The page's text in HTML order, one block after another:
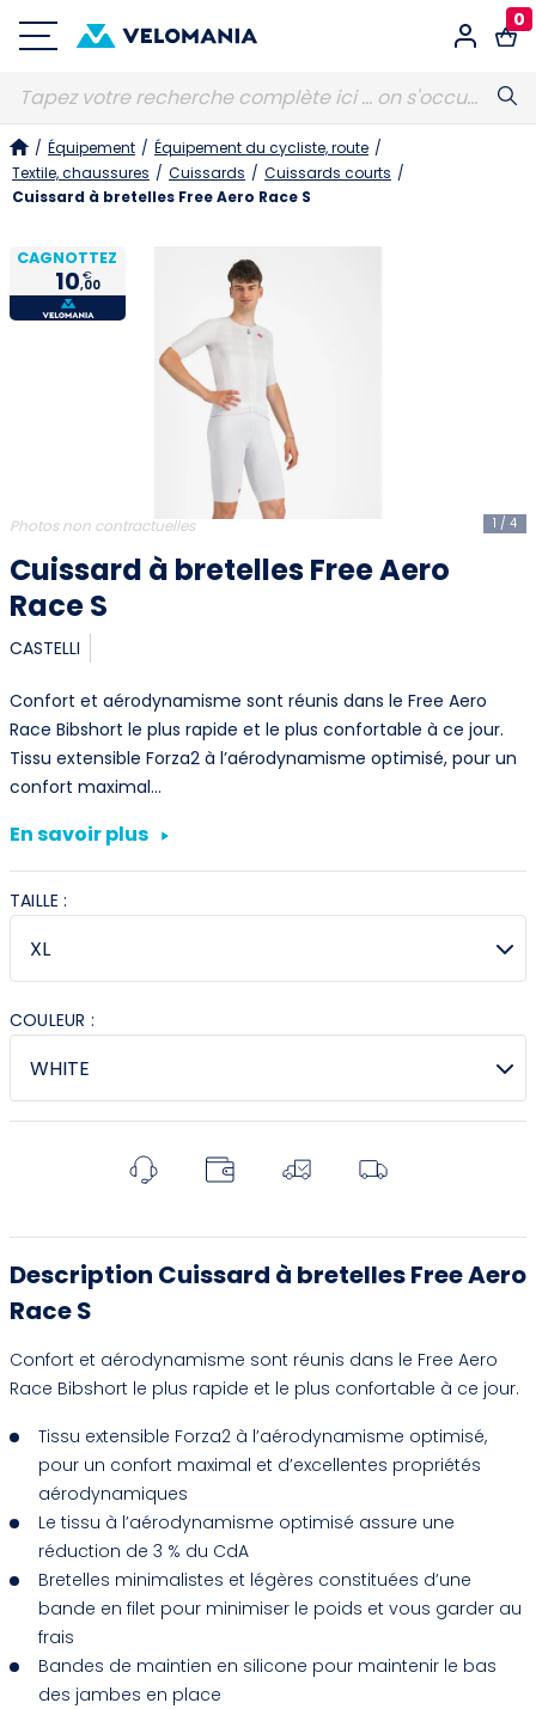
Connexion
E-MAIL
MOT DE PASSE
Vous avez oublié votre mot de passe ?
S'identifier
Première connexion ?
0
/ Équipement / Équipement du cycliste, route /
Textile, chaussures / Cuissards / Cuissards courts /
Cuissard à bretelles Free Aero Race S
CAGNOTTEZ
10,00
€
1 / 4
Photos non contractuelles
Cuissard à bretelles Free Aero
Race S
CASTELLI
Confort et aérodynamisme sont réunis dans le Free Aero
Race Bibshort le plus rapide et le plus confortable à ce jour.
Tissu extensible Forza2 à l’aérodynamisme optimisé, pour un
confort maximal…
En savoir plus
TAILLE :
COULEUR :
Description Cuissard à bretelles Free Aero
Race S
Confort et aérodynamisme sont réunis dans le Free Aero
Race Bibshort le plus rapide et le plus confortable à ce jour.
Tissu extensible Forza2 à l’aérodynamisme optimisé,
pour un confort maximal et d’excellentes propriétés
aérodynamiques
Le tissu à l’aérodynamisme optimisé assure une
réduction de 3 % du CdA
Bretelles minimalistes et légères constituées d’une
bande en filet pour minimiser le poids et vous garder au
frais
Bandes de maintien en silicone pour maintenir le bas
des jambes en place